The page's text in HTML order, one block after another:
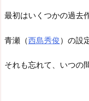
最初はいくつかの過去
青瀬（西島秀俊）の設
それも忘れて、いつの